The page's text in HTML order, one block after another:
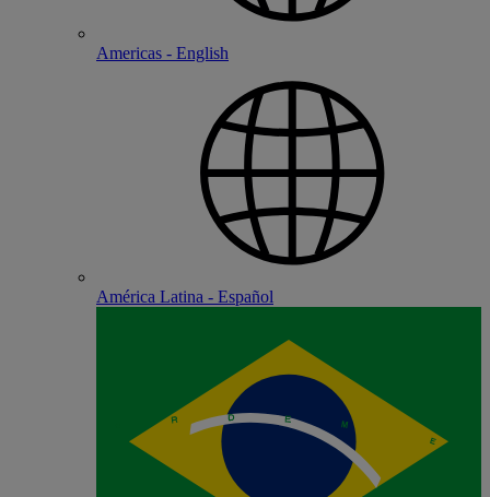
Americas - English
América Latina - Español